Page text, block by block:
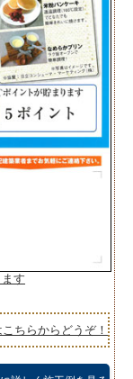
す
ちらからどうぞ！